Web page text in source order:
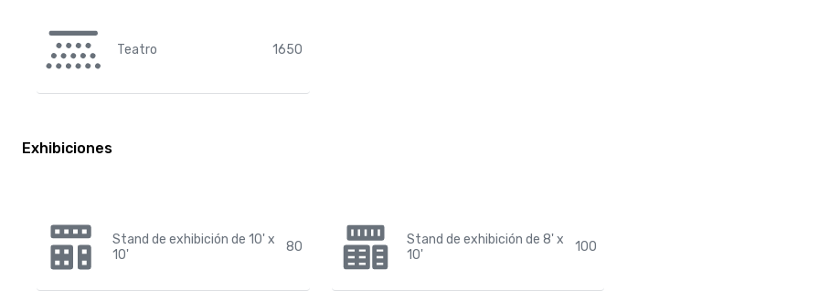
Teatro 1650
Exhibiciones
Stand de exhibición de 10' x
10'
80
Stand de exhibición de 8' x
10'
100